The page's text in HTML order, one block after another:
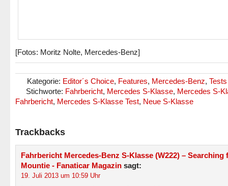
[Fotos: Moritz Nolte, Mercedes-Benz]
Kategorie: Editor´s Choice, Features, Mercedes-Benz, Tests
Stichworte: Fahrbericht, Mercedes S-Klasse, Mercedes S-
Fahrbericht, Mercedes S-Klasse Test, Neue S-Klasse
Trackbacks
Fahrbericht Mercedes-Benz S-Klasse (W222) – Searching
Mountie - Fanaticar Magazin sagt:
19. Juli 2013 um 10:59 Uhr